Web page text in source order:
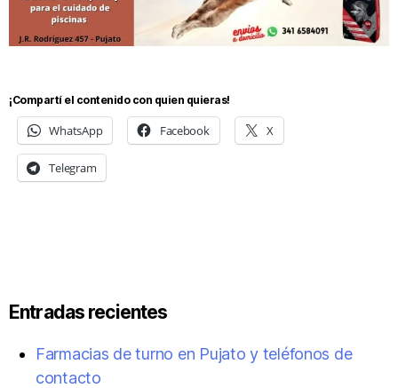
¡Compartí el contenido con quien quieras!
WhatsApp Facebook X
Telegram
Entradas recientes
Farmacias de turno en Pujato y teléfonos de
contacto